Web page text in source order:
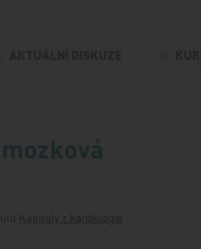
Kapitoly z kardiologie